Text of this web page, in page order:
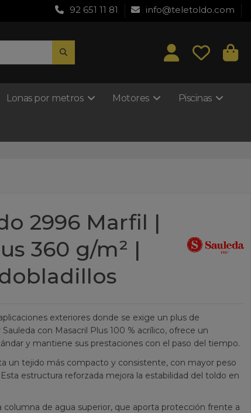
92 651 11 81 info@teletoldo.com
Lonas por metros Motores Piscinas
2996 Marfil |
360 g/m² |
exteriores donde se exige un plus de
con Masacril Plus 100 % acrílico, ofrece un
y mantiene sus prestaciones con el paso del tiempo.
un tejido más compacto y consistente, con mayor peso
estructura reforzada mejora la estabilidad del toldo en
de agua superior, que aporta protección frente a